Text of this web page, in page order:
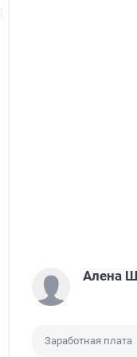
Алена
Заработная плата